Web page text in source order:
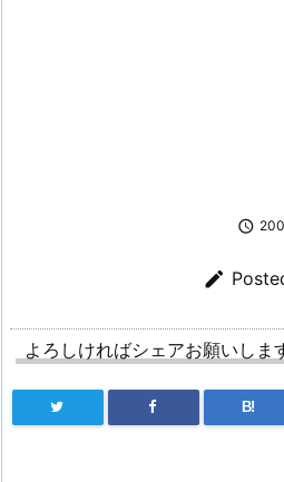


よろしければシェアお願いしま
B!